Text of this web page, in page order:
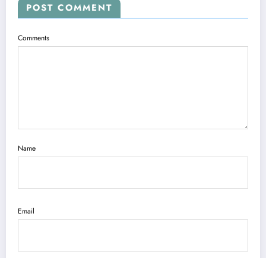
POST COMMENT
Comments
Name
Email